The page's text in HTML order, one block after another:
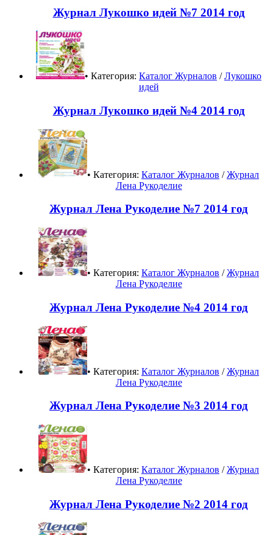
Журнал Лукошко идей №7 2014 год
• Категория: Каталог Журналов /Лукошко
идей
Журнал Лукошко идей №4 2014 год
• Категория: Каталог Журналов /Журнал
Лена Рукоделие
Журнал Лена Рукоделие №7 2014 год
• Категория: Каталог Журналов /Журнал
Лена Рукоделие
Журнал Лена Рукоделие №4 2014 год
• Категория: Каталог Журналов /Журнал
Лена Рукоделие
Журнал Лена Рукоделие №3 2014 год
• Категория: Каталог Журналов /Журнал
Лена Рукоделие
Журнал Лена Рукоделие №2 2014 год